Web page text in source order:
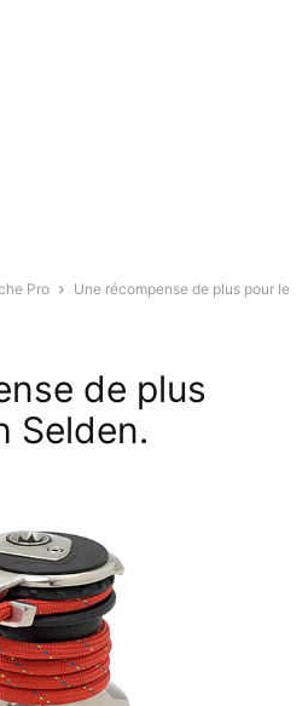
Pro
Une récompense de plus pour le
de plus
Selden.